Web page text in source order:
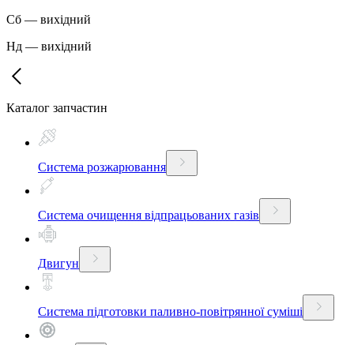
Сб — вихідний
Нд — вихідний
Каталог запчастин
Система розжарювання
Система очищення відпрацьованих газів
Двигун
Система підготовки паливно-повітрянної суміші